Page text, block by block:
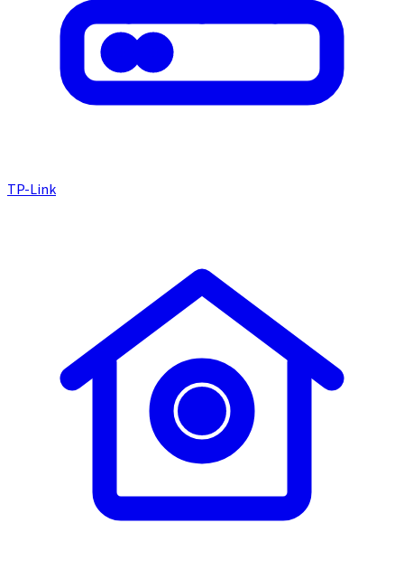
TP-Link